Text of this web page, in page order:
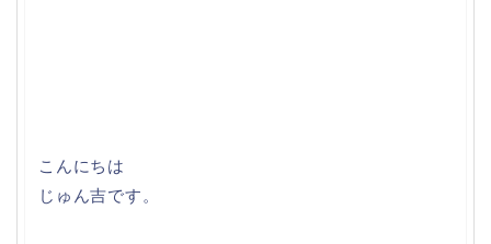
こんにちは
じゅん吉です。